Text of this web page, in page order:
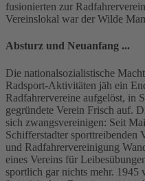
fusionierten zur
Vereinslokal war der Wilde
Absturz und Neuanfang ...
Die nationalsozialistische
Radsport-Aktivitäten jäh ein
Radfahrervereine aufgelöst, in
gegründete Verein Frisch auf.
sich zwangsvereinigen: Seit
Schifferstadter
und Radfahrervereinigung
eines Vereins für
sportlich gar nichts mehr. 1945